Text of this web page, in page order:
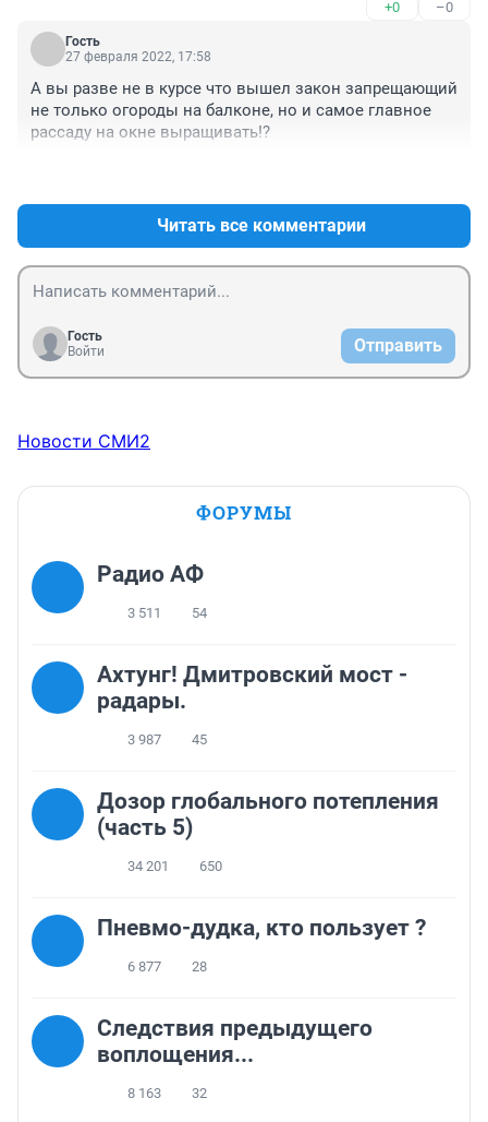
+0 –0
Гость
27 февраля 2022, 17:58
А вы разве не в курсе что вышел закон запрещающий
не только огороды на балконе, но и самое главное
рассаду на окне выращивать!?
Читать все комментарии
Гость
Войти
Отправить
Новости СМИ2
ФОРУМЫ
Радио АФ
3 511 54
Ахтунг! Дмитровский мост -
радары.
3 987 45
Дозор глобального потепления
(часть 5)
34 201 650
Пневмо-дудка, кто пользует ?
6 877 28
Следствия предыдущего
воплощения...
8 163 32